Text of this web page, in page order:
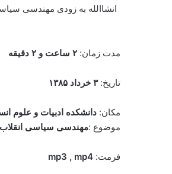
مدت زمان:
تاریخ:۳ خرداد ۱۳۸۵
مکان: دانشکده ادبیات و علوم
موضوع :مهندسی سیاسی انقلاب
فرمت: mp3 , mp4